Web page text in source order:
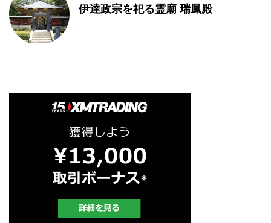
伊達政宗を祀る霊廟 瑞鳳殿